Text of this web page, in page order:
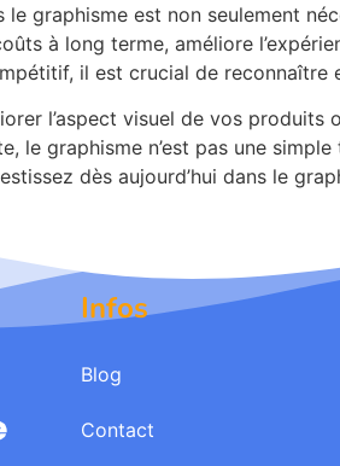
le graphisme est non seulement
à long terme, améliore
il est crucial de reconnaître
l’aspect visuel de vos produits
le graphisme n’est pas une
dès aujourd’hui dans le
Infos
Blog
Contact